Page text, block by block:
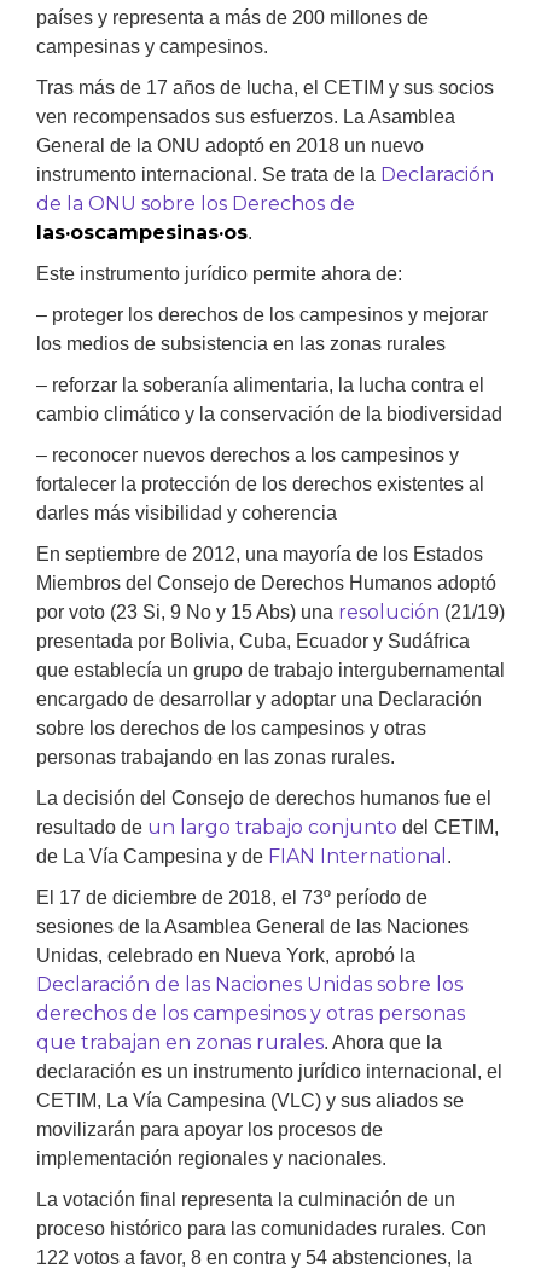
países y representa a más de 200 millones de
campesinas y campesinos.
Tras más de 17 años de lucha, el CETIM y sus socios
ven recompensados sus esfuerzos. La Asamblea
General de la ONU adoptó en 2018 un nuevo
instrumento internacional. Se trata de la Declaración
de la ONU sobre los Derechos de
las·oscampesinas·os.
Este instrumento jurídico permite ahora de:
– proteger los derechos de los campesinos y mejorar
los medios de subsistencia en las zonas rurales
– reforzar la soberanía alimentaria, la lucha contra el
cambio climático y la conservación de la biodiversidad
– reconocer nuevos derechos a los campesinos y
fortalecer la protección de los derechos existentes al
darles más visibilidad y coherencia
En septiembre de 2012, una mayoría de los Estados
Miembros del Consejo de Derechos Humanos adoptó
por voto (23 Si, 9 No y 15 Abs) una resolución (21/19)
presentada por Bolivia, Cuba, Ecuador y Sudáfrica
que establecía un grupo de trabajo intergubernamental
encargado de desarrollar y adoptar una Declaración
sobre los derechos de los campesinos y otras
personas trabajando en las zonas rurales.
La decisión del Consejo de derechos humanos fue el
resultado de un largo trabajo conjunto del CETIM,
de La Vía Campesina y de FIAN International .
El 17 de diciembre de 2018, el 73º período de
sesiones de la Asamblea General de las Naciones
Unidas, celebrado en Nueva York, aprobó la
Declaración de las Naciones Unidas sobre los
derechos de los campesinos y otras personas
que trabajan en zonas rurales. Ahora que la
declaración es un instrumento jurídico internacional, el
CETIM, La Vía Campesina (VLC) y sus aliados se
movilizarán para apoyar los procesos de
implementación regionales y nacionales.
La votación final representa la culminación de un
proceso histórico para las comunidades rurales. Con
122 votos a favor, 8 en contra y 54 abstenciones, la